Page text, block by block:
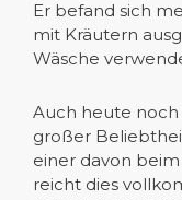
Er befand sich
mit Kräutern
Wäsche
Auch heute
großer
einer davon
reicht dies